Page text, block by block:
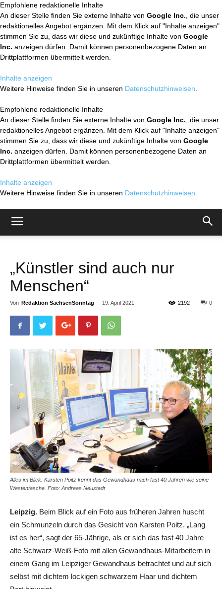
Empfohlene redaktionelle Inhalte
An dieser Stelle finden Sie externe Inhalte von Google Inc. , die unser
redaktionelles Angebot ergänzen. Mit dem Klick auf "Inhalte anzeigen"
stimmen Sie zu, dass wir diese und zukünftige Inhalte von Google
Inc. anzeigen dürfen. Damit können personenbezogene Daten an
Drittplattformen übermittelt werden.
Inhalte anzeigen
Weitere Hinweise finden Sie in unseren Datenschutzhinweisen
Empfohlene redaktionelle Inhalte
An dieser Stelle finden Sie externe Inhalte von Google Inc. , die unser
redaktionelles Angebot ergänzen. Mit dem Klick auf "Inhalte anzeigen"
stimmen Sie zu, dass wir diese und zukünftige Inhalte von Google
Inc. anzeigen dürfen. Damit können personenbezogene Daten an
Drittplattformen übermittelt werden.
Inhalte anzeigen
Weitere Hinweise finden Sie in unseren Datenschutzhinweisen
„Künstler sind auch nur
Menschen“
Von Redaktion SachsenSonntag - 19. April 2021 0
2192
Alles im Blick: Karsten Poitz kennt das Gewandhaus nach fast 40 Jahren wie seine
Westentasche. Foto: Andreas Neustadt
Leipzig. Beim Blick auf ein Foto aus früheren Jahren huscht
ein Schmunzeln durch das Gesicht von Karsten Poitz. „Lang
ist es her“, sagt der 65-Jährige, als er sich das fast 40 Jahre
alte Schwarz-Weiß-Foto mit allen Gewandhaus-Mitarbeitern in
einem Gang im Leipziger Gewandhaus betrachtet und auf sich
selbst mit dichtem lockigen schwarzem Haar und dichtem